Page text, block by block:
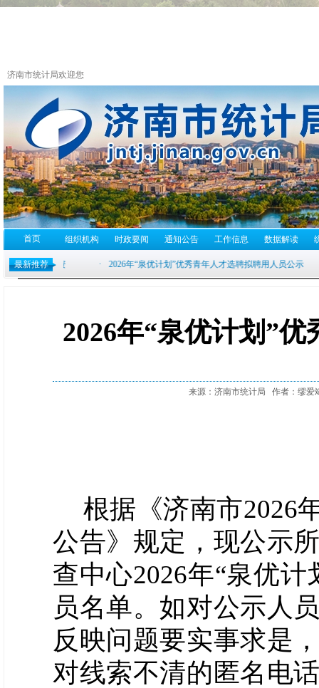
济南市统计局欢迎您
首页 组织机构 时政要闻 通知公告 工作信息 数据解读
最新推荐
2026年“泉优计划”
来源：济南市统计局 作者：缪爱
根据《济南市2026
公告》规定， 现公示
查中心2026年“泉优计
员名单。如对公示人
反映问题要实事求是
对线索不清的匿名电